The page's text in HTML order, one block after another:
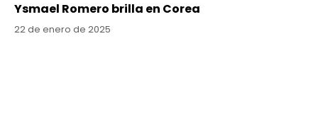
Ysmael Romero brilla en Corea
22 de enero de 2025